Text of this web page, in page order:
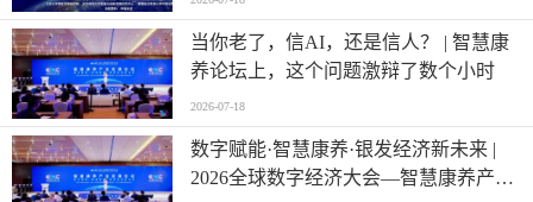
当你老了，信AI，还是信人？ | 智慧康
养论坛上，这个问题激辩了数个小时
2026-07-18
数字赋能·智慧康养·银发经济新未来 |
2026全球数字经济大会—智慧康养产业